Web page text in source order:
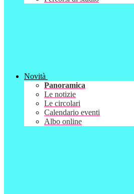
Novità
Panoramica
Le notizie
Le circolari
Calendario eventi
Albo online